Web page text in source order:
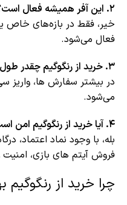
۲. این آفر همیشه فعال است؟
خیر، فقط در بازه‌های خاص
فعال می‌شود.
۳. خرید از رنگوگیم چقدر طول می‌کشد؟
می‌شود.
۴. آیا خرید از رنگوگیم امن است؟
بله، با وجود نماد اعتماد،
فروش آیتم های بازی، امنیت
چرا خرید از